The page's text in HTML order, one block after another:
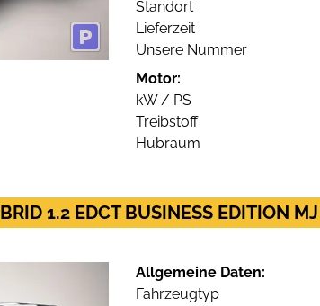
Standort
Lieferzeit
Unsere Nummer
Motor:
kW / PS
Treibstoff
Hubraum
1.2 EDCT BUSINESS EDITION MJ
Allgemeine Daten:
Fahrzeugtyp